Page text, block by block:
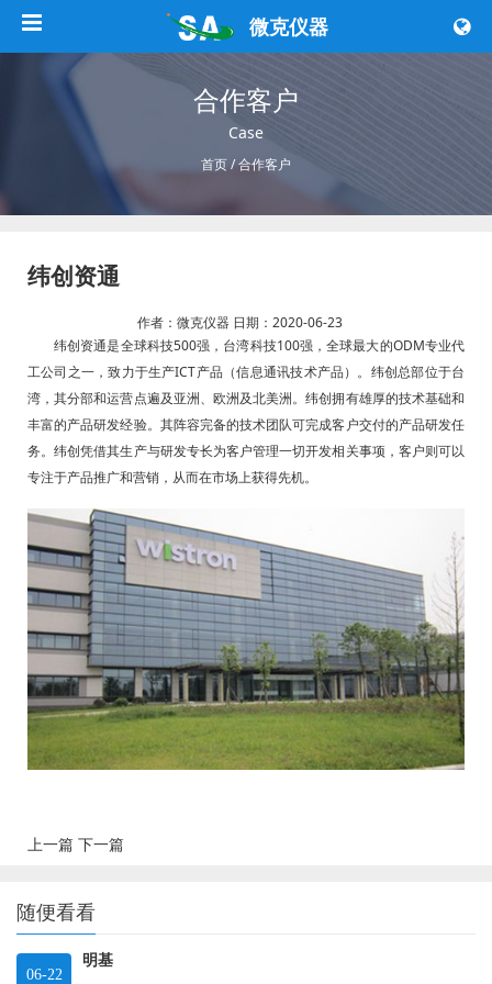
微克仪器
合作客户
Case
首页/合作客户
纬创资通
作者： 微克仪器 日期：2020-06-23
纬创资通是全球科技500强，台湾科技100强，全球最大的ODM专业代
工公司之一，致力于生产ICT产品（信息通讯技术产品）。纬创总部位于台
湾，其分部和运营点遍及亚洲、欧洲及北美洲。纬创拥有雄厚的技术基础和
丰富的产品研发经验。其阵容完备的技术团队可完成客户交付的产品研发任
务。纬创凭借其生产与研发专长为客户管理一切开发相关事项，客户则可以
专注于产品推广和营销，从而在市场上获得先机。
上一篇 下一篇
随便看看
06-22
明基